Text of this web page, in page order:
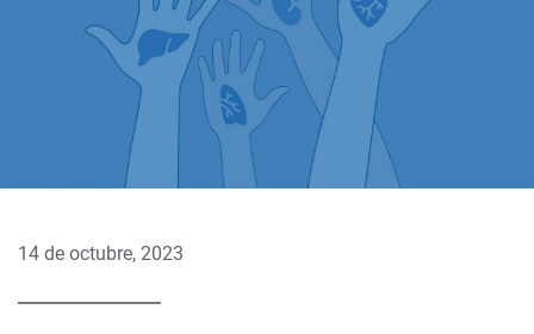
14 de octubre, 2023